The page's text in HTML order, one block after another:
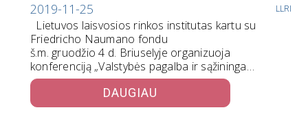
2019-11-25 LLRI
Lietuvos laisvosios rinkos institutas kartu su
Friedricho Naumano fondu
š.m. gruodžio 4 d. Briuselyje organizuoja
konferenciją „Valstybės pagalba ir sąžininga
konkurencija“. Šiuo renginiu…
DAUGIAU